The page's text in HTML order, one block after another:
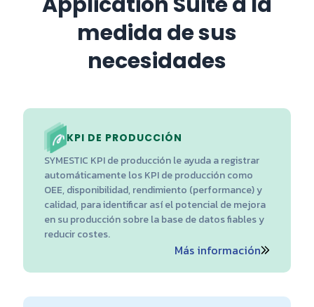
medida de sus
necesidades
KPI DE PRODUCCIÓN
SYMESTIC KPI de producción le ayuda a registrar
automáticamente los KPI de producción como
OEE, disponibilidad, rendimiento (performance) y
calidad, para identificar así el potencial de mejora
en su producción sobre la base de datos fiables y
reducir costes.
Más información